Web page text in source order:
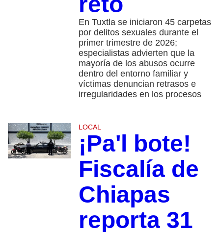
En Tuxtla se iniciaron 45 carpetas
por delitos sexuales durante el
primer trimestre de 2026;
especialistas advierten que la
mayoría de los abusos ocurre
dentro del entorno familiar y
víctimas denuncian retrasos e
irregularidades en los procesos
LOCAL
¡Pa'l bote!
Fiscalía de
Chiapas
reporta 31